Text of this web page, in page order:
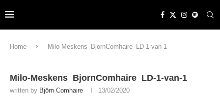
Home Milo-Meskens_BjornComhaire_LD-1-van-1
Milo-Meskens_BjornComhaire_LD-1-van-1
written by Björn Comhaire 13/02/2020